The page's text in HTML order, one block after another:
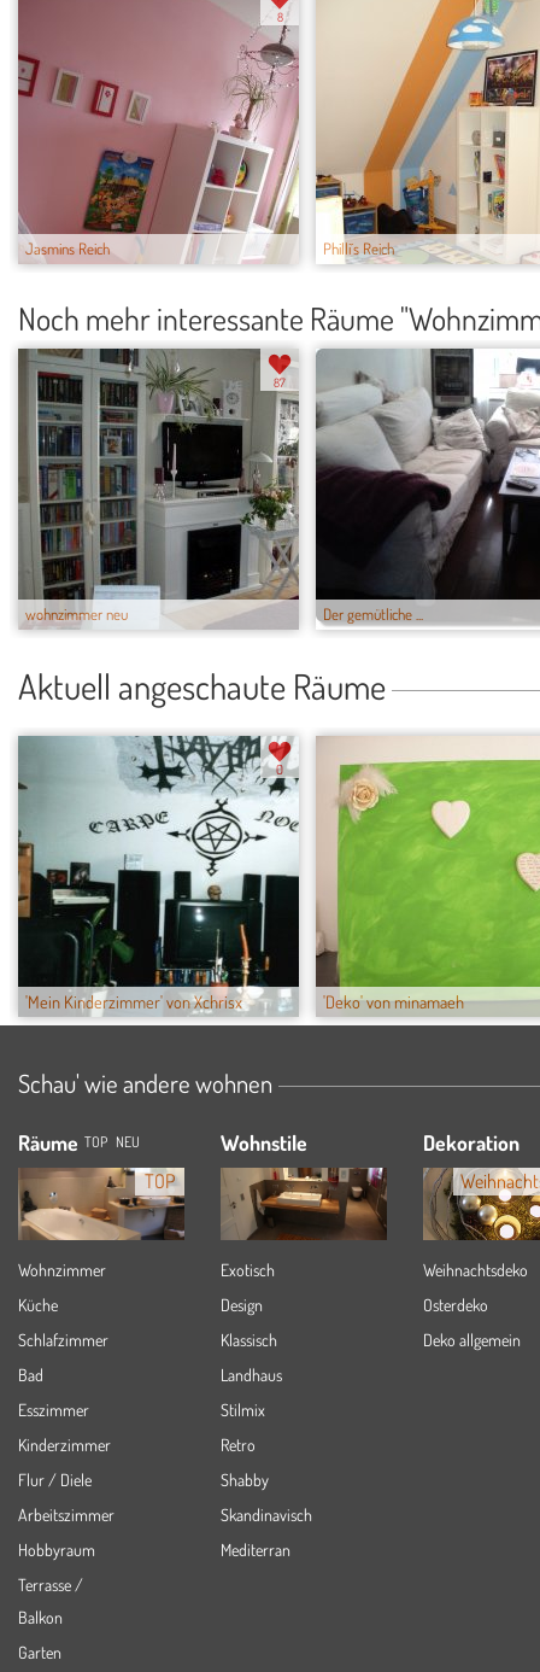
Jasmins Reich
8
Philli´s Reich
Noch mehr interessante Räume
wohnzimmer neu
87
Der gemütliche ...
Aktuell angeschaute Räume
'Mein Kinderzimmer' von Xchrisx
0
'Deko' von minamaeh
Schau' wie andere wohnen
Räume TOP NEU
TOP
Wohnzimmer
Küche
Schlafzimmer
Bad
Esszimmer
Kinderzimmer
Flur / Diele
Arbeitszimmer
Hobbyraum
Terrasse /
Balkon
Garten
Wohnstile
Exotisch
Design
Klassisch
Landhaus
Stilmix
Retro
Shabby
Skandinavisch
Mediterran
Dekoration
Weihnachtsdeko
Osterdeko
Deko allgemein